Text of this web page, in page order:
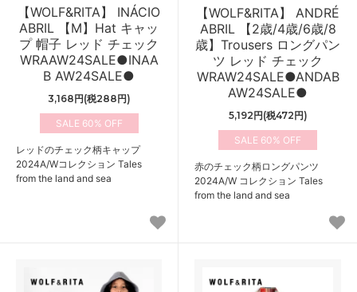
【WOLF&RITA】 INÁCIO
ABRIL 【M】Hat キャッ
プ 帽子 レッド チェック
WRAAW24SALE●INAA
B AW24SALE●
3,168円(税288円)
60%
レッドのチェック柄キャップ
2024A/Wコレクション Tales
from the land and sea
【WOLF&RITA】 ANDRÉ
ABRIL 【2歳/4歳/6歳/8
歳】Trousers ロングパン
ツ レッド チェック
WRAW24SALE●ANDAB
AW24SALE●
5,192円(税472円)
60%
赤のチェック柄ロングパンツ
2024A/W コレクション Tales
from the land and sea